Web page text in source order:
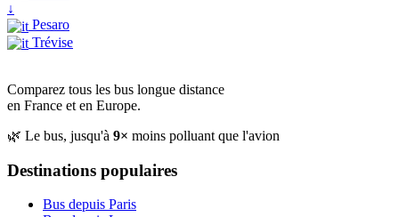
↓
Pesaro
Trévise
Comparez tous les bus longue distance
en France et en Europe.
🌿 Le bus, jusqu'à 9× moins polluant que l'avion
Destinations populaires
Bus depuis Paris